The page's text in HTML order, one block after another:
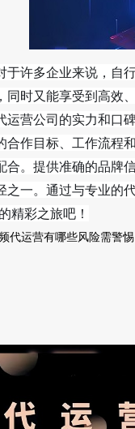
许多企业来说，
时又能享受到高
营公司的实力和
作目标、工作流
。提供准确的品
一。通过与专业
精彩之旅吧！
代运营有哪些风险需警惕